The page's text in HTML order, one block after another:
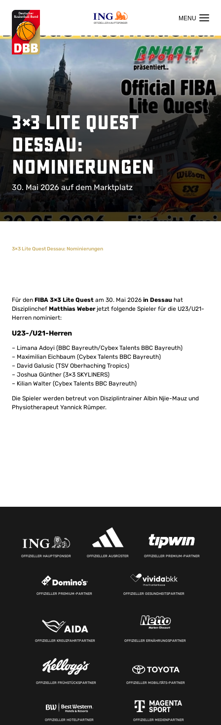
OFFIZIELLER HAUPTSPONSOR
3×3 Lite Quest
Dessau:
Nominierungen
30. Mai 2026 auf dem Marktplatz
3×3 Lite Quest Dessau: Nominierungen
Für den FIBA 3×3 Lite Quest am 30. Mai 2026 in Dessau hat
Disziplinchef Matthias Weberjetzt folgende Spieler für die U23/U21-
Herren nominiert:
U23-/U21-Herren
– Limana Adoyi (BBC Bayreuth/Cybex Talents BBC Bayreuth)
– Maximilian Eichbaum (Cybex Talents BBC Bayreuth)
– David Galusic (TSV Oberhaching Tropics)
– Joshua Günther (3×3 SKYLINERS)
– Kilian Walter (Cybex Talents BBC Bayreuth)
Die Spieler werden betreut von Disziplintrainer Albin Njie-Mauz und
Physiotherapeut Yannick Rümper.
OFFIZIELLER HAUPTSPONSOR OFFIZIELLER AUSRÜSTER OFFIZIELLER PREMIUM-PARTNER
OFFIZIELLER PREMIUM-PARTNER OFFIZIELLER GESUNDHEITSPARTNER
OFFIZIELLER KREUZFAHRTPARTNER OFFIZIELLER ERNÄHRUNGSPARTNER
OFFIZIELLER FRÜHSTÜCKSPARTNER OFFIZIELLER MOBILITÄTS-PARTNER
OFFIZIELLER HOTELPARTNER OFFIZIELLER MEDIENPARTNER